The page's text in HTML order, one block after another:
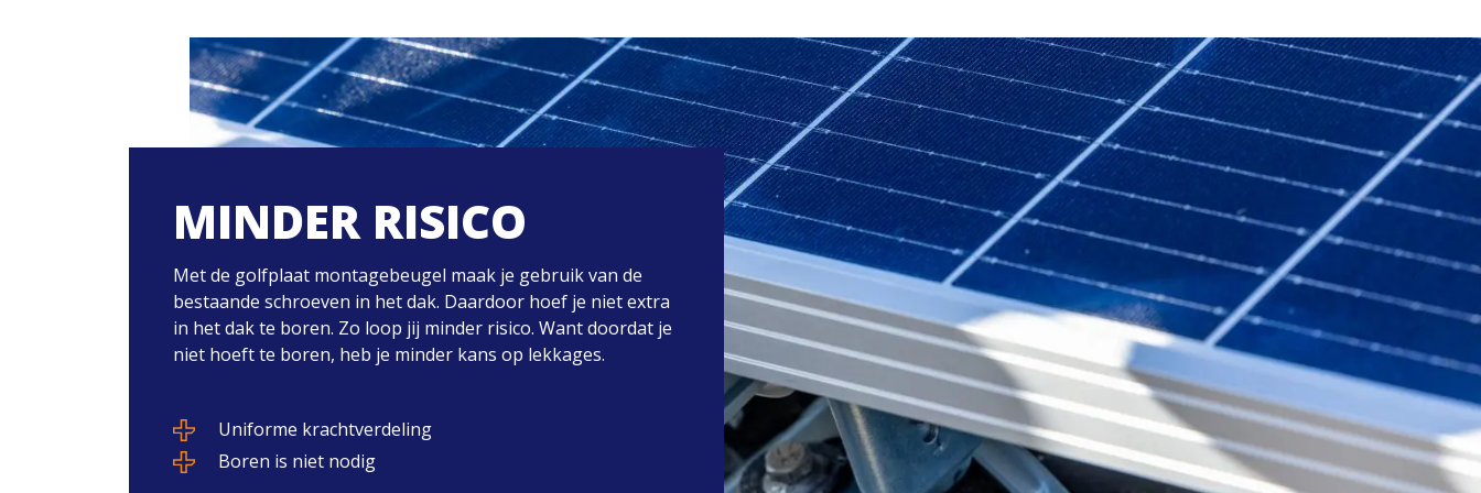
MINDER RISICO
Met de golfplaat montagebeugel maak je gebruik van de
bestaande schroeven in het dak. Daardoor hoef je niet extra
in het dak te boren. Zo loop jij minder risico. Want doordat je
niet hoeft te boren, heb je minder kans op lekkages.
Uniforme krachtverdeling
Boren is niet nodig